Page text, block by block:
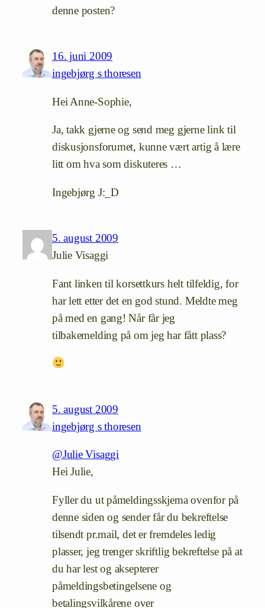
denne posten?
16. juni 2009
ingebjørg s thoresen
Hei Anne-Sophie,
Ja, takk gjerne og send meg gjerne link til
diskusjonsforumet, kunne vært artig å lære
litt om hva som diskuteres …
Ingebjørg J:_D
5. august 2009
Julie Visaggi
Fant linken til korsettkurs helt tilfeldig, for
har lett etter det en god stund. Meldte meg
på med en gang! Når får jeg
tilbakemelding på om jeg har fått plass?
5. august 2009
ingebjørg s thoresen
@Julie Visaggi
Hei Julie,
Fyller du ut påmeldingsskjema ovenfor på
denne siden og sender får du bekreftelse
tilsendt pr.mail, det er fremdeles ledig
plasser, jeg trenger skriftlig bekreftelse på at
du har lest og aksepterer
påmeldingsbetingelsene og
betalingsvilkårene over